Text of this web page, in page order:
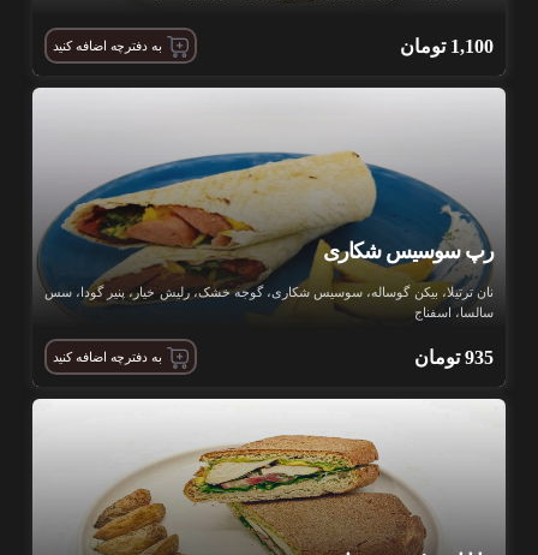
1,100 تومان به دفترچه اضافه کنید
رپ سوسیس شکاری
نان ترتیلا، بیکن گوساله، سوسیس شکاری، گوجه خشک، رلیش خیار، پنیر گودا، سس
سالسا، اسفناج
935 تومان به دفترچه اضافه کنید